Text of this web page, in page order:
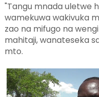
"Tangu mnada uletwe
wamekuwa wakivuka
zao na mifugo na
mahitaji, wanateseka
mto.